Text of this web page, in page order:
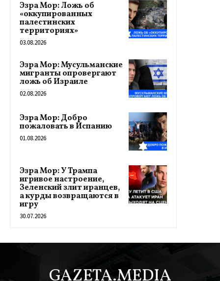
Эзра Мор: Ложь об
«оккупированных
палестинских
территориях»
03.08.2026
Эзра Мор: Мусульманские
мигранты опровергают
ложь об Израиле
02.08.2026
Эзра Мор: Добро
пожаловать в Испанию
01.08.2026
Эзра Мор: У Трампа
игривое настроение,
Зеленский злит иранцев,
а курды возвращаются в
игру
30.07.2026
GAZETA.MEDIA